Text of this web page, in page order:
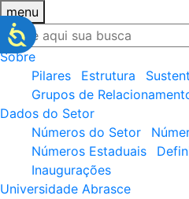
menu
Sobre
Pilares
Estrutura
Grupos de
Dados do Setor
Números do Setor
Números Estaduais
Inaugurações
Universidade Abrasce